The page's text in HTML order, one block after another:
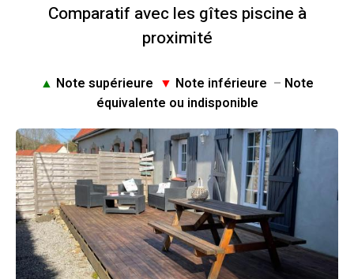
Comparatif avec les gîtes piscine à
proximité
▲ Note supérieure ▼ Note inférieure – Note
équivalente ou indisponible